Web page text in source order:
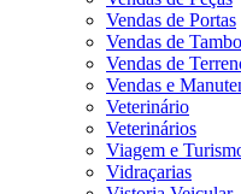
Vendas de Portas
Vendas de
Vendas de
Vendas e
Veterinário
Veterinários
Viagem e
Vidraçarias